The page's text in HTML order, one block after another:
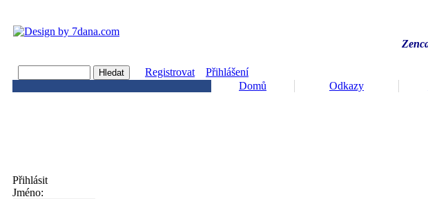
Registrovat
Přihlášení
Domů
Odkazy
Přihlásit
Jméno: